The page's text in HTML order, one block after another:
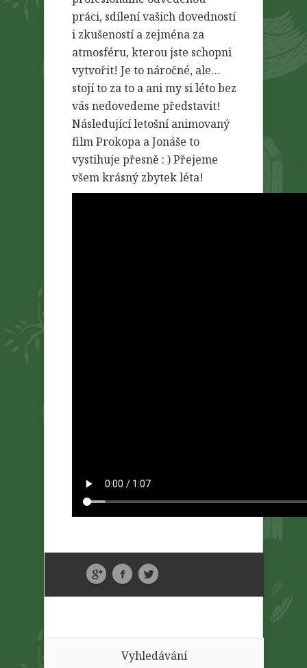
práci, sdílení vašich dovedností
i zkušeností a zejména za
atmosféru, kterou jste schopni
vytvořit! Je to náročné, ale…
stojí to za to a ani my si léto bez
vás nedovedeme představit!
Následující letošní animovaný
film Prokopa a Jonáše to
vystihuje přesně : ) Přejeme
všem krásný zbytek léta!
Vyhledávání